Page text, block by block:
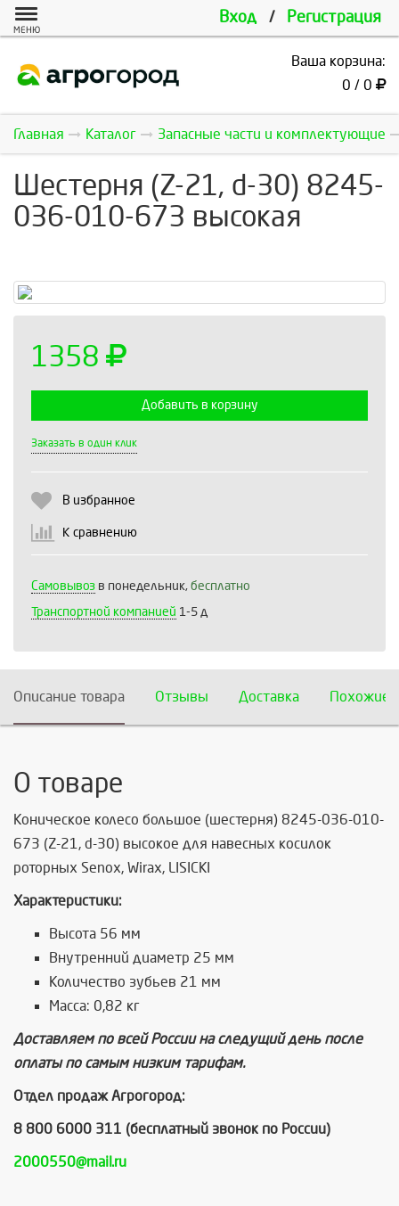
Вход / Регистрация
МЕНЮ
Ваша корзина:
0 / 0
Главная Каталог Запасные части и комплектующие
Шестерня (Z-21, d-30) 8245-
036-010-673 высокая
1358
Добавить в корзину
Заказать в один клик
В избранное
К сравнению
Самовывоз в понедельник, бесплатно
Транспортной компанией 1-5 д
Описание товара Отзывы Доставка Похожие
О товаре
Коническое колесо большое (шестерня) 8245-036-010-
673 (Z-21, d-30) высокое для навесных косилок
роторных Senox, Wirax, LISICKI
Характеристики:
Высота 56 мм
Внутренний диаметр 25 мм
Количество зубьев 21 мм
Масса: 0,82 кг
Доставляем по всей России на следущий день после
оплаты по самым низким тарифам.
Отдел продаж Агрогород:
8 800 6000 311 (бесплатный звонок по России)
2000550@mail.ru